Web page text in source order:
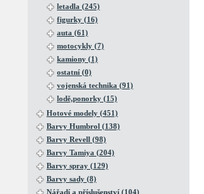
letadla (245)
figurky (16)
auta (61)
motocykly (7)
kamiony (1)
ostatní (0)
vojenská technika (91)
lodě,ponorky (15)
Hotové modely (451)
Barvy Humbrol (138)
Barvy Revell (98)
Barvy Tamiya (204)
Barvy spray (129)
Barvy sady (8)
Nářadí a příslušenství (104)